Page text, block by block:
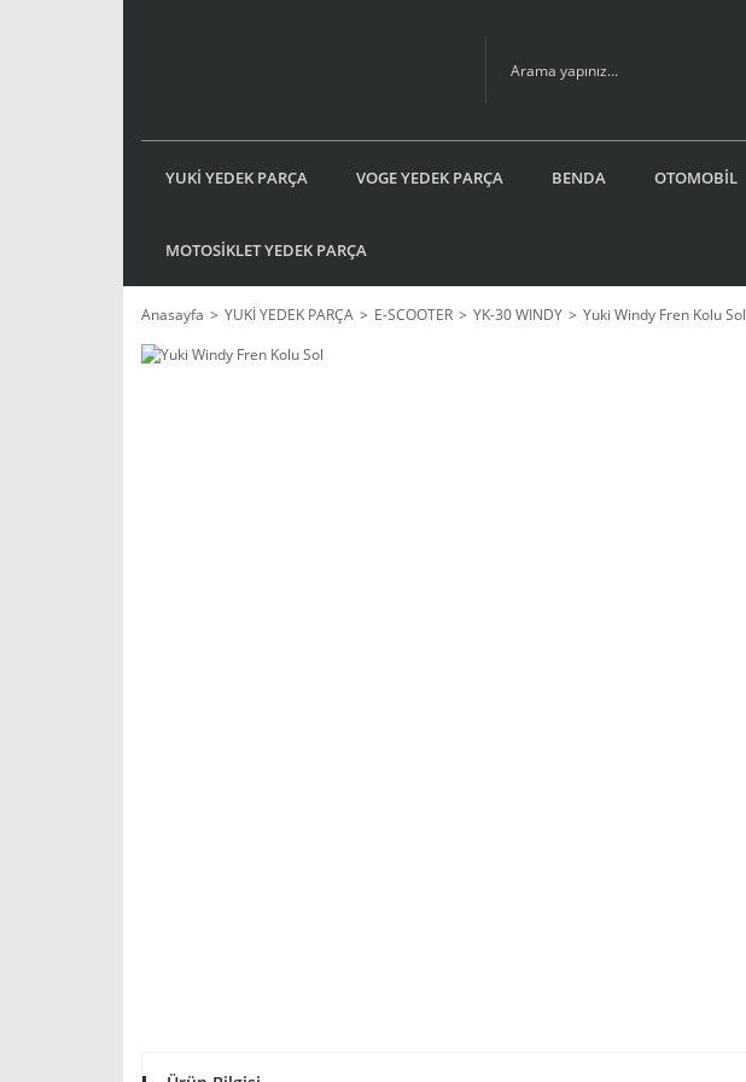
YUKİ YEDEK PARÇA VOGE YEDEK PARÇA BENDA OTOMOBİL
MOTOSİKLET YEDEK PARÇA
Anasayfa YUKİ YEDEK PARÇA E-SCOOTER YK-30 WINDY
Yuki Windy Fren Kolu Sol